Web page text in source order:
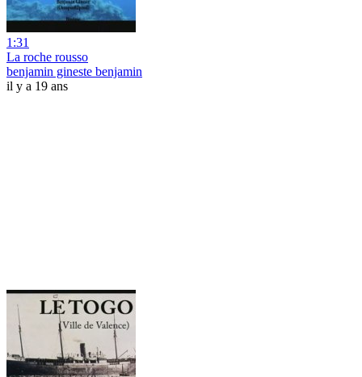
1:31
La roche rousso
benjamin gineste benjamin
il y a 19 ans